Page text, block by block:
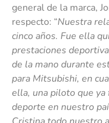
general de la marca,
respecto: “Nuestra
cinco años. Fue ella
prestaciones
de la mano durante
para Mitsubishi, en
ella, una piloto que
deporte en nuestro